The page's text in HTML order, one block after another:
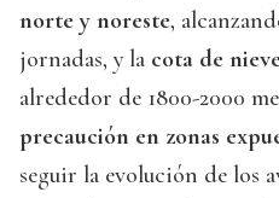
norte y noreste,
jornadas, y la cota de
alrededor de 1800-2000
precaución en zonas
seguir la evolución de los